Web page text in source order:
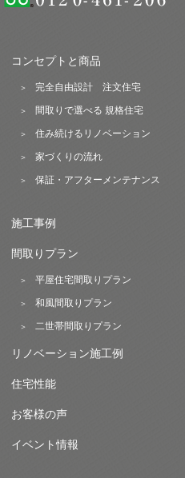
コンセプトと商品
完全自由設計 注文住宅
間取りで選べる 規格住宅
住み続けるリノベーション
家づくりの流れ
保証・アフターメンテナンス
施工事例
間取りプラン
平屋住宅間取りプラン
和風間取りプラン
二世帯間取りプラン
リノベーション施工例
住宅性能
お客様の声
イベント情報